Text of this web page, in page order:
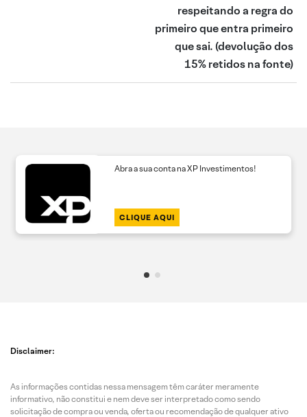
respeitando a regra do
primeiro que entra primeiro
que sai. (devolução dos
15% retidos na fonte)
Abra a sua conta na XP Investimentos!
CLIQUE AQUI
Disclaimer:
As informações contidas nessa mensagem têm caráter meramente
informativo, não constitui e nem deve ser interpretado como sendo
solicitação de compra ou venda, oferta ou recomendação de qualquer ativo